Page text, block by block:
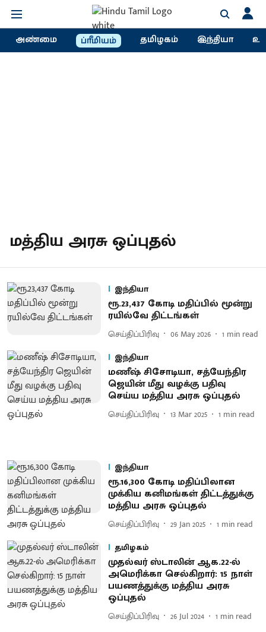
அண்மை ப்ரீமியம் தமிழகம் இந்தியா
மத்திய அரசு ஒப்புதல்
இந்தியா
ரூ.23,437 கோடி மதிப்பில் மூன்று
ரயில்வே திட்டங்கள்
செய்திப்பிரிவு 06 May 2026 1 min read
இந்தியா
மணீஷ் சிசோடியா, சத்யேந்திர
ஜெயின் மீது வழக்கு பதிவு
செய்ய மத்திய அரசு ஒப்புதல்
செய்திப்பிரிவு 13 Mar 2025 1 min read
இந்தியா
ரூ.16,300 கோடி மதிப்பிலான
முக்கிய கனிமங்கள் திட்டத்துக்கு
மத்திய அரசு ஒப்புதல்
செய்திப்பிரிவு 29 Jan 2025 1 min read
தமிழகம்
முதல்வர் ஸ்டாலின் ஆக.22-ல்
அமெரிக்கா செல்கிறார்: 15 நாள்
பயணத்துக்கு மத்திய அரசு
ஒப்புதல்
செய்திப்பிரிவு 26 Jul 2024 1 min read